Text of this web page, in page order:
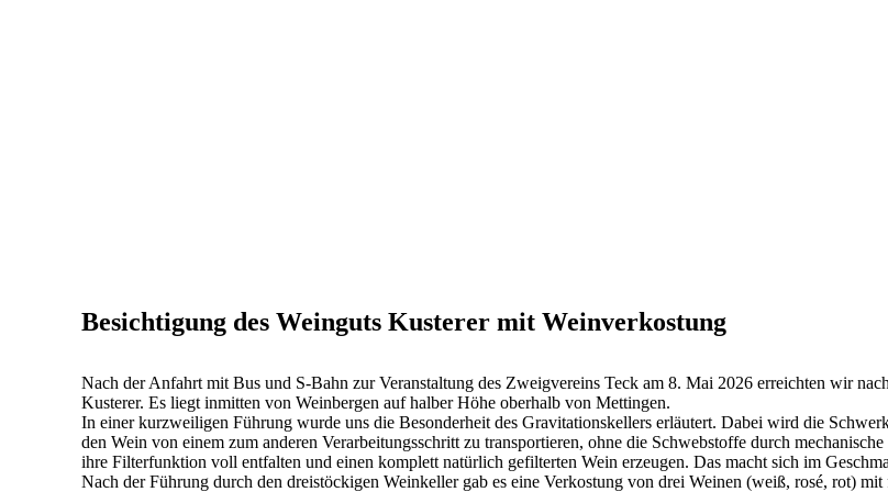
Besichtigung des Weinguts Kusterer mit Weinverkostung
Nach der Anfahrt mit Bus und S-Bahn zur Veranstaltung des Zweigvereins Teck am 8. Mai 2026 erreichten wir
Kusterer. Es liegt inmitten von Weinbergen auf halber Höhe oberhalb von Mettingen.
In einer kurzweiligen Führung wurde uns die Besonderheit des Gravitationskellers erläutert. Dabei wird die
den Wein von einem zum anderen Verarbeitungsschritt zu transportieren, ohne die Schwebstoffe durch
ihre Filterfunktion voll entfalten und einen komplett natürlich gefilterten Wein erzeugen. Das macht sich im
Nach der Führung durch den dreistöckigen Weinkeller gab es eine Verkostung von drei Weinen (weiß, rosé, rot)